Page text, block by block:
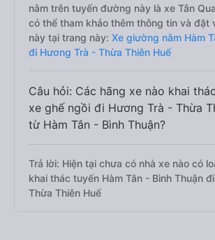
nằm trên tuyến đường này là xe Tân
có thể tham khảo thêm thông tin và đặt
này tại trang này: Xe giường nằm Hàm
đi Hương Trà - Thừa Thiên Huế
Câu hỏi: Các hãng xe nào khai
xe ghế ngồi đi Hương Trà - Thừa
từ Hàm Tân - Bình Thuận?
Trả lời: Hiện tại chưa có nhà xe nào có
khai thác tuyến Hàm Tân - Bình Thuận
Thừa Thiên Huế